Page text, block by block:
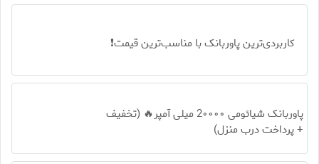
کاربردی‌ترین پاوربانک با مناسب‌ترین قیمت❗
پاوربانک شیائومی 2۰۰۰۰ میلی آمپر🔥 (تخفیف
+ پرداخت درب منزل)